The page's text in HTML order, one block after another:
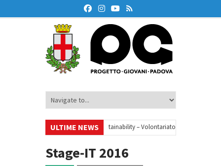
ULTIME NEWS
Your small steps towards sustainability – Volontariato europeo a Padova
finanziaria
• Oxford Debate Lab – Borse di studio 2026/27
Stage-IT 2016